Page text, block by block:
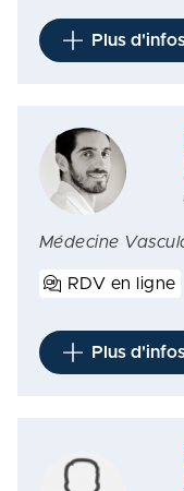
Plus
Médecine
RDV en ligne
Plus